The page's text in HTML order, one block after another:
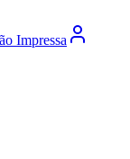
Impressa